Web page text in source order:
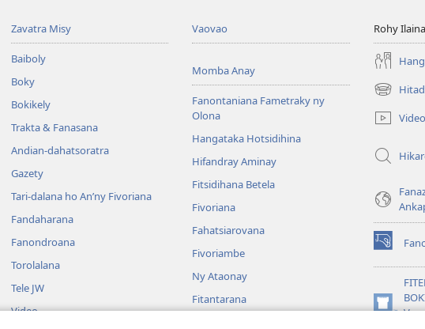
Zavatra Misy
Baiboly
Boky
Bokikely
Trakta & Fanasana
Andian-dahatsoratra
Gazety
Tari-dalana ho An’ny Fivoriana
Fandaharana
Fanondroana
Torolalana
Tele JW
Video
Vaovao
Momba Anay
Fanontaniana Fametraky ny
Olona
Hangataka Hotsidihina
Hifandray Aminay
Fitsidihana Betela
Fivoriana
Fahatsiarovana
Fivoriambe
Ny Ataonay
Fitantarana
Rohy Ilaina
rohy) Video
rohy)